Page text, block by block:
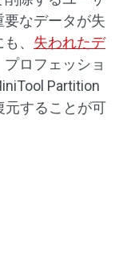
なデータが失
、 失われたデ
ロフェッショ
Partition
元することが可